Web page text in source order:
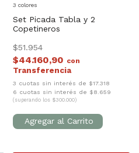
Set Picada Tabla y 2
Copetineros
$51.954
$44.160,90 con
3 cuotas sin interés de $17.318
6 cuotas sin interés de $8.659
(superando los $300.000)
3 colores